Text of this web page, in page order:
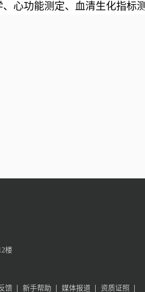
心功能测定、血清生化指标
楼
馈 新手帮助 媒体报道 资质证照